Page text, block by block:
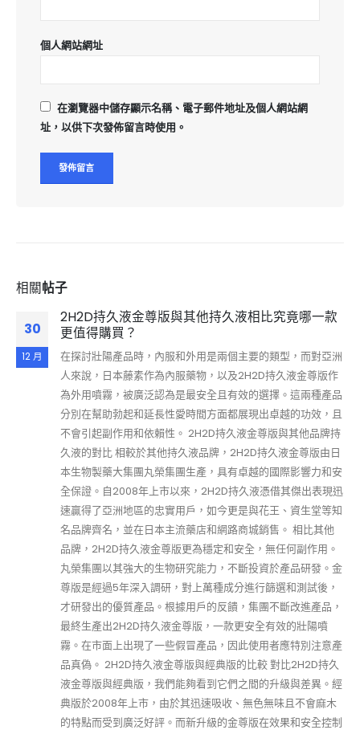
個人網站網址
在瀏覽器中儲存顯示名稱、電子郵件地址及個人網站網
址，以供下次發佈留言時使用。
相關帖子
30
12 月
2H2D持久液金尊版與其他持久液相比究竟哪一款
更值得購買？
在探討壯陽產品時，內服和外用是兩個主要的類型，而對亞洲
人來說，日本藤素作為內服藥物，以及2H2D持久液金尊版作
為外用噴霧，被廣泛認為是最安全且有效的選擇。這兩種產品
分別在幫助勃起和延長性愛時間方面都展現出卓越的功效，且
不會引起副作用和依賴性。 2H2D持久液金尊版與其他品牌持
久液的對比 相較於其他持久液品牌，2H2D持久液金尊版由日
本生物製藥大集團丸榮集團生產，具有卓越的國際影響力和安
全保證。自2008年上市以來，2H2D持久液憑借其傑出表現迅
速贏得了亞洲地區的忠實用戶，如今更是與花王、資生堂等知
名品牌齊名，並在日本主流藥店和網路商城銷售。 相比其他
品牌，2H2D持久液金尊版更為穩定和安全，無任何副作用。
丸榮集團以其強大的生物研究能力，不斷投資於產品研發。金
尊版是經過5年深入調研，對上萬種成分進行篩選和測試後，
才研發出的優質產品。根據用戶的反饋，集團不斷改進產品，
最終生產出2H2D持久液金尊版，一款更安全有效的壯陽噴
霧。在市面上出現了一些假冒產品，因此使用者應特別注意產
品真偽。 2H2D持久液金尊版與經典版的比較 對比2H2D持久
液金尊版與經典版，我們能夠看到它們之間的升級與差異。經
典版於2008年上市，由於其迅速吸收、無色無味且不會麻木
的特點而受到廣泛好評。而新升級的金尊版在效果和安全控制